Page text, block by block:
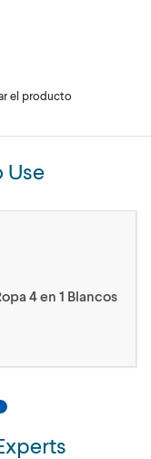
el producto
Use
4 en 1 Blancos